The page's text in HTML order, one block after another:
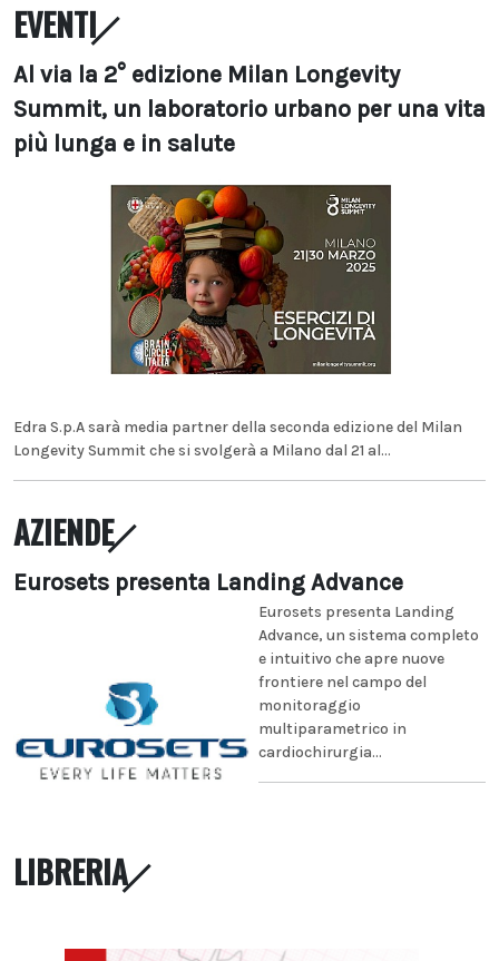
EVENTI
Al via la 2° edizione Milan Longevity
Summit, un laboratorio urbano per una vita
più lunga e in salute
Edra S.p.A sarà media partner della seconda edizione del Milan
Longevity Summit che si svolgerà a Milano dal 21 al...
AZIENDE
Eurosets presenta Landing Advance
Eurosets presenta Landing
Advance, un sistema completo
e intuitivo che apre nuove
frontiere nel campo del
monitoraggio
multiparametrico in
cardiochirurgia...
LIBRERIA